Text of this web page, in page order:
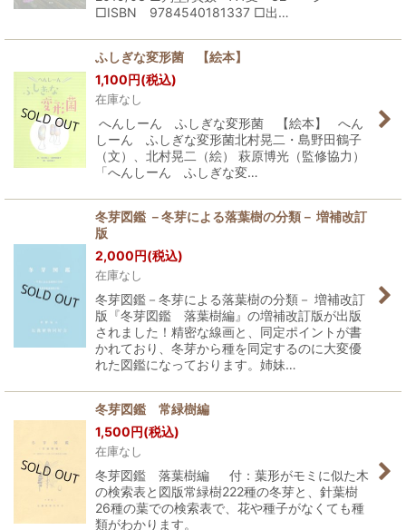
□ISBN 9784540181337 □出…
ふしぎな変形菌 【絵本】
1,100円(税込)
在庫なし
へんしーん ふしぎな変形菌 【絵本】 へん
しーん ふしぎな変形菌北村晃二・島野田鶴子
（文）、北村晃二（絵） 萩原博光（監修協力）
「へんしーん ふしぎな変…
冬芽図鑑 －冬芽による落葉樹の分類－ 増補改訂
版
2,000円(税込)
在庫なし
冬芽図鑑－冬芽による落葉樹の分類－ 増補改訂
版『冬芽図鑑 落葉樹編』の増補改訂版が出版
されました！精密な線画と、同定ポイントが書
かれており、冬芽から種を同定するのに大変優
れた図鑑になっております。姉妹…
冬芽図鑑 常緑樹編
1,500円(税込)
在庫なし
冬芽図鑑 落葉樹編 付：葉形がモミに似た木
の検索表と図版常緑樹222種の冬芽と、針葉樹
26種の葉での検索表で、花や種子がなくても種
類がわかります。